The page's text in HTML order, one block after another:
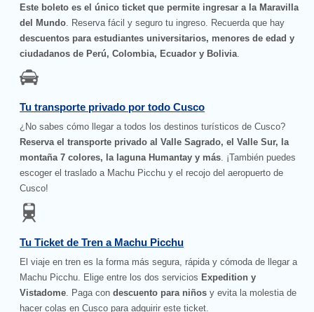
Este boleto es el único ticket que permite ingresar a la Maravilla
del Mundo . Reserva fácil y seguro tu ingreso. Recuerda que hay
descuentos para estudiantes universitarios, menores de edad y
ciudadanos de Perú, Colombia, Ecuador y Bolivia
Tu transporte privado por todo Cusco
¿No sabes cómo llegar a todos los destinos turísticos de Cusco?
Reserva el transporte privado al Valle Sagrado, el Valle Sur, la
montaña 7 colores, la laguna Humantay y más. ¡También puedes
escoger el traslado a Machu Picchu y el recojo del aeropuerto de
Cusco!
Tu Ticket de Tren a Machu Picchu
El viaje en tren es la forma más segura, rápida y cómoda de llegar a
Machu Picchu. Elige entre los dos servicios Expedition y
Vistadome. Paga condescuento para niños y evita la molestia de
hacer colas en Cusco para adquirir este ticket.